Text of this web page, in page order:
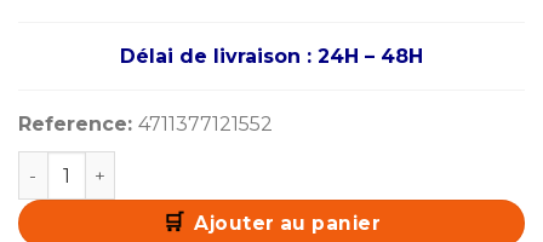
Délai de livraison : 24H – 48H
Reference: 4711377121552
quantité de MSI MAG FORGE 320R AIRFLOW
Ajouter au panier